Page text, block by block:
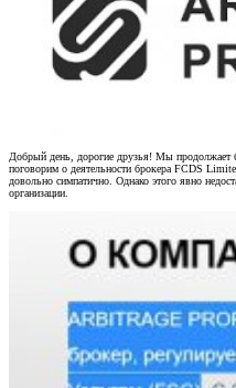
Добрый день, дорогие друзья! Мы продолжает
поговорим о деятельности брокера FCDS
довольно симпатично. Однако этого явно
организации.